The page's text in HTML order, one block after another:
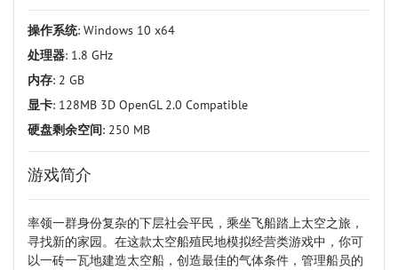
操作系统: Windows 10 x64
处理器: 1.8 GHz
内存: 2 GB
显卡: 128MB 3D OpenGL 2.0 Compatible
硬盘剩余空间: 250 MB
游戏简介
率领一群身份复杂的下层社会平民，乘坐飞船踏上太空之旅，
寻找新的家园。在这款太空船殖民地模拟经营类游戏中，你可
以一砖一瓦地建造太空船，创造最佳的气体条件，管理船员的